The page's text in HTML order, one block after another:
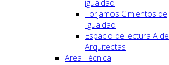
igualdad
Forjamos Cimientos de
Igualdad
Espacio de lectura A de
Arquitectas
Area Técnica